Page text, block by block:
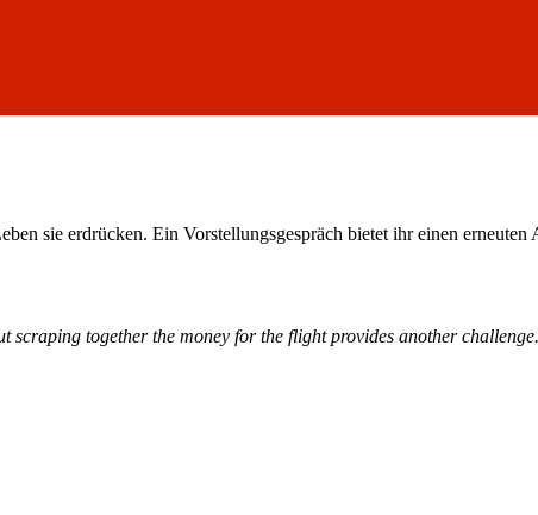
sie erdrücken. Ein Vorstellungsgespräch bietet ihr einen
together the money for the flight provides another challenge.